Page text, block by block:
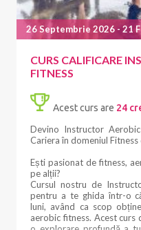
Pe parcursul celor 6 luni
• Module de curs live,
• Practică individuală
• Dezvoltarea abilităților
• Studiu teoretic structurat
• Examen final de certificare
predai cu încredere, în
Curriculumul este
metodei Pilates, create
cerințele actuale. Vei studia:
• Fundamentele Pilates Mat
26 Septembrie 2026 - 21
CURS CALIFICARE
FITNESS
Acest curs are 24
Devino Instructor
Cariera în domeniul Fitness
Ești pasionat de fitness,
pe alții?
Cursul nostru de
pentru a te ghida într-o
luni, având ca scop
aerobic fitness. Acest